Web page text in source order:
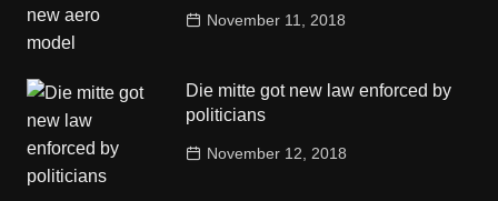
November 11, 2018
Die mitte got new law enforced by
politicians
November 12, 2018